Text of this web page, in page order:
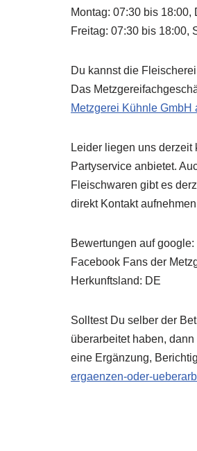
Montag: 07:30 bis
Freitag: 07:30 bis 18:00,
Du kannst die
Das
Metzgerei Kühnle GmbH
Leider liegen uns derzeit
Partyservice anbietet.
Fleischwaren gibt es
direkt Kontakt
Bewertungen auf google:
Facebook Fans der
Herkunftsland: DE
Solltest Du selber der
überarbeitet haben,
eine Ergänzung,
ergaenzen-oder-